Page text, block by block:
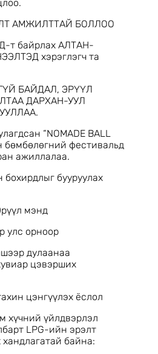
болгожээ. Энэ
орчны бохирдлыг
хэрэглэснээр хүн
амьжиргааны түвшнийг
үр дүнтэй эрчим
залуус сонгодог🦸‍♂️
2024 оны 11 сарын 25-с
🤩
Газ пэйж хуудас
уу.
АМЖИЛТТАЙ БОЛЛОО
т байрлах АЛТАН-
хэрэглэгч та
БАЙДАЛ, ЭРҮҮЛ
ДАРХАН-УУЛ
“NOMADE BALL
бөмбөлөгний фестивальд
ажиллалаа.
бууруулах
мэнд
улс орноор
дулаанаа
цэвэрших
цэнгүүлэх ёслол
хүчний үйлдвэрлэл
LPG-ийн эрэлт
байна: